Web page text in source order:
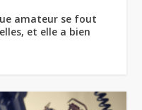
amateur se fout
et elle a bien